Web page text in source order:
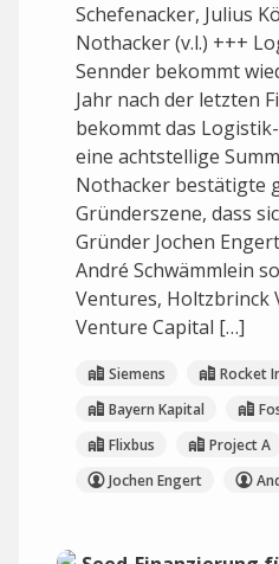
Schefenacker, Julius
Nothacker (v.l.) +++
Sennder bekommt
Jahr nach der letzten
bekommt das
eine achtstellige
Nothacker bestätigte
Gründerszene, dass
Gründer Jochen
André Schwämmlein
Ventures, Holtzbrinck
Venture Capital […]
Siemens
Rocket
Bayern Kapital
Flixbus
Project A
Jochen Engert